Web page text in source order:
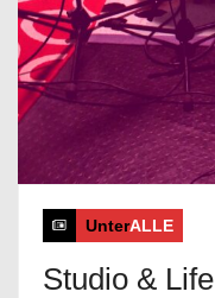
UnterALLE
Studio & Life